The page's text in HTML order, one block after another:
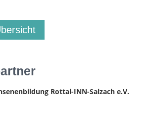
Rottal-INN-Salzach e.V.